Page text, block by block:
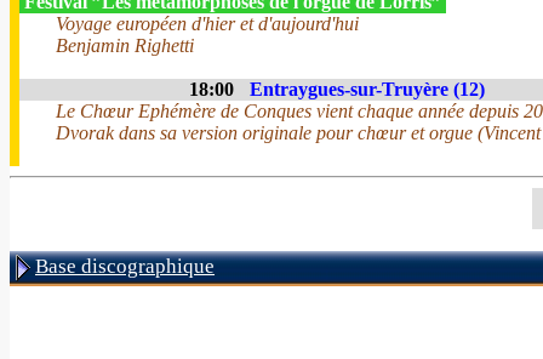
Voyage européen d'hier et d'aujourd'hui
Benjamin Righetti
18:00
Entraygues-sur-Truyère (12)
Le Chœur Ephémère de Conques vient chaque année depuis
Dvorak dans sa version originale pour chœur et orgue
Base discographique